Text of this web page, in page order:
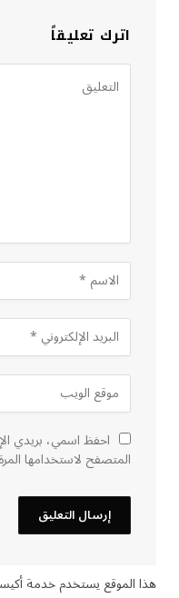
اترك تعليقاً
احفظ اسمي، بريدي
المتصفح لاستخدامها
هذا الموقع يستخدم خدمة